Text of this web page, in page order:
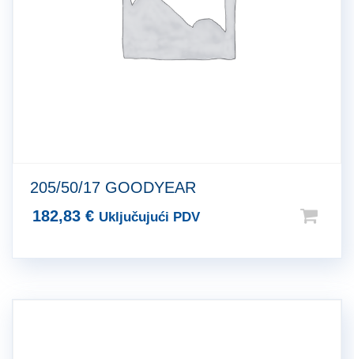
205/50/17 GOODYEAR
182,83 € Uključujući PDV